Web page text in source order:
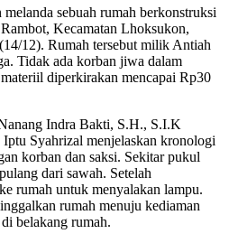
sebuah rumah berkonstruksi
Kecamatan Lhoksukon,
12). Rumah tersebut milik Antiah
Tidak ada korban jiwa dalam
diperkirakan mencapai Rp30
Indra Bakti, S.H., S.I.K
Syahrizal menjelaskan kronologi
korban dan saksi. Sekitar pukul
dari sawah. Setelah
rumah untuk menyalakan lampu.
rumah menuju kediaman
belakang rumah.